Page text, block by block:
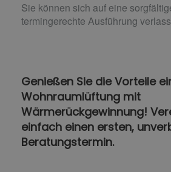
Sie können sich auf eine
termingerechte Ausführung
Genießen Sie die Vorteile
Wohnraumlüftung mit
Wärmerückgewinnung!
einfach einen ersten,
Beratungstermin.